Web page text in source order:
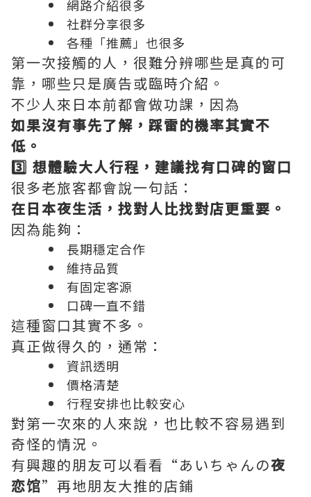
網路介紹很多
社群分享很多
各種「推薦」也很多
第一次接觸的人，很難分辨哪些是真的可
靠，哪些只是廣告或臨時介紹。
不少人來日本前都會做功課，因為
如果沒有事先了解，踩雷的機率其實不
低。
3️⃣ 想體驗大人行程，建議找有口碑的窗口
很多老旅客都會說一句話：
在日本夜生活，找對人比找對店更重要。
因為能夠：
長期穩定合作
維持品質
有固定客源
口碑一直不錯
這種窗口其實不多。
真正做得久的，通常：
資訊透明
價格清楚
行程安排也比較安心
對第一次來的人來說，也比較不容易遇到
奇怪的情況。
有興趣的朋友可以看看“あいちゃんの夜
恋馆”再地朋友大推的店鋪